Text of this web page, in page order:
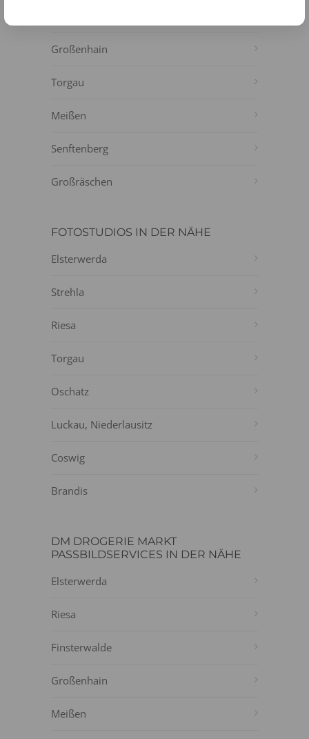
Großenhain
Torgau
Meißen
Senftenberg
Großräschen
FOTOSTUDIOS IN DER NÄHE
Elsterwerda
Strehla
Riesa
Torgau
Oschatz
Luckau, Niederlausitz
Coswig
Brandis
DM DROGERIE MARKT
PASSBILDSERVICES IN DER NÄHE
Elsterwerda
Riesa
Finsterwalde
Großenhain
Meißen